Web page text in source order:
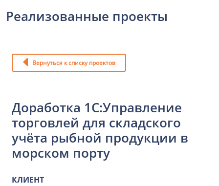
Реализованные проекты
Вернуться к списку проектов
Доработка 1С:Управление
торговлей для складского
учёта рыбной продукции в
морском порту
КЛИЕНТ